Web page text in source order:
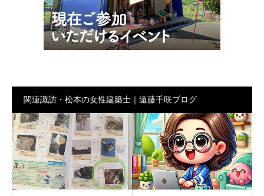
関連諏訪・松本の女性建築士｜遠藤千咲ブログ